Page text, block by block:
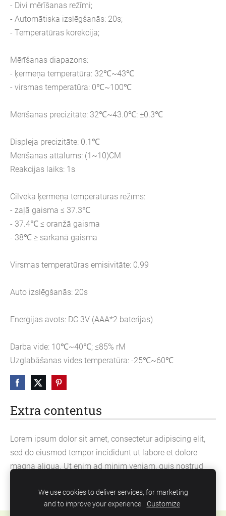
Extra contentus
Lorem ipsum dolor sit amet, consectetur adipiscing elit,
sed do eiusmod tempor incididunt ut labore et dolore
magna aliqua. Ut enim ad minim veniam, quis nostrud
commodo consequat.
- Divi mērīšanas režīmi;
- Automātiska izslēgšanās: 20s;
- Temperatūras korekcija;
Mērīšanas diapazons:
- ķermeņa temperatūra: 32℃~43℃
- virsmas temperatūra: 0℃~100℃
Mērīšanas precizitāte: 32℃~43.0℃: ±0.3℃
Displeja precizitāte: 0.1℃
Mērīšanas attālums: (1~10)CM
Reakcijas laiks: 1s
Cilvēka ķermeņa temperatūras režīms:
- zaļā gaisma ≤ 37.3℃
- 37.4℃ ≤ oranžā gaisma
- 38℃ ≥ sarkanā gaisma
Virsmas temperatūras emisivitāte: 0.99
Auto izslēgšanās: 20s
Enerģijas avots: DC 3V (AAA*2 baterijas)
Darba vide: 10℃~40℃; ≤85% rM
Uzglabāšanas vides temperatūra: -25℃~60℃
We use cookies to deliver services, for marketing
and to improve your experience. Customize